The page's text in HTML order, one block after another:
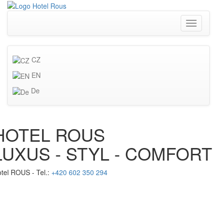
Toggle
CZ
EN
De
ROUS
- STYL - COMFORT
ROUS - Tel.: +420 602 350 294